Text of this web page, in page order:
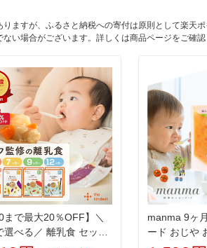
ますが、ふるさと納税への寄付は原則として楽天ポ
い場合がございます。詳しくは商品ページをご確認
まで最大20％OFF】＼
選べる／ 離乳食 セット
manma 9ヶ
ード おじや